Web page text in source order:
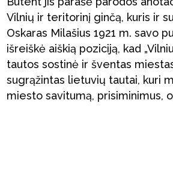
Vilnių ir teritorinį ginčą, kuris ir
Oskaras Milašius 1921 m. savo
išreiškė aiškią poziciją, kad
tautos sostinė ir šventas
sugrąžintas lietuvių tautai, kuri
miesto savitumą, prisiminimus, o